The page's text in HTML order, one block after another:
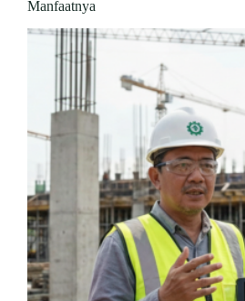
Manfaatnya